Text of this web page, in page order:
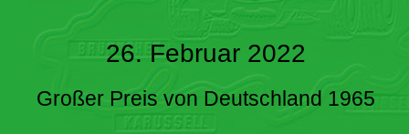
26. Februar 2022
Großer Preis von Deutschland 1965